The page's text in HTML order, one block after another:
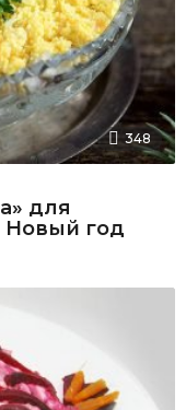
348
для
Новый год